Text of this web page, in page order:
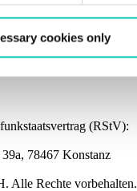
cookies only
(RStV):
78467 Konstanz
Alle Rechte vorbehalten.